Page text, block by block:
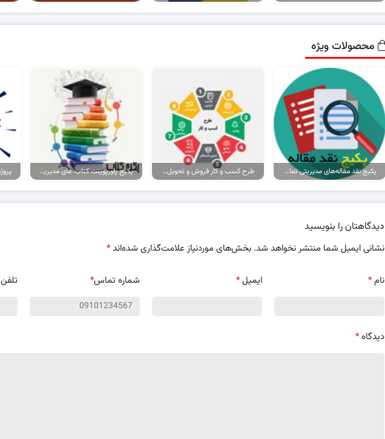
محصولات ویژه
پکیج نقد مقاله‌های مدیریتی تمام گرایش‌ها طرح کسب و کار فروش و تحویل پیتزا در ایران پکیج پاورپوینت کتاب های مدیریت ورزشی
دیدگاهتان را بنویسید
نشانی ایمیل شما منتشر نخواهد شد. بخش‌های موردنیاز علامت‌گذاری شده‌اند*
نام* ایمیل* شماره تماس* تلفن
دیدگاه*